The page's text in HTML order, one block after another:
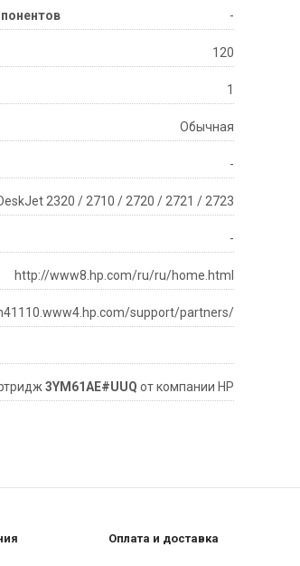
-
120
1
Обычная
-
2320 / 2710 / 2720 / 2721 / 2723
-
http://www8.hp.com/ru/ru/home.html
support/partners/
3YM61AE#UUQ от компании HP
Оплата и доставка